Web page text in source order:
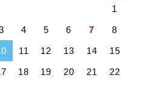
1
4 5 6 7 8
11 12 13 14 15
18 19 20 21 22